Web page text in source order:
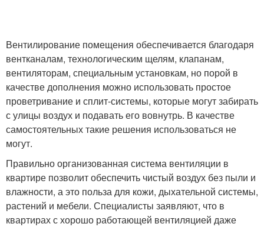
Вентилирование помещения обеспечивается благодаря
вентканалам, технологическим щелям, клапанам,
вентиляторам, специальным установкам, но порой в
качестве дополнения можно использовать простое
проветривание и сплит-системы, которые могут забирать
с улицы воздух и подавать его вовнутрь. В качестве
самостоятельных такие решения использоваться не
могут.
Правильно организованная система вентиляции в
квартире позволит обеспечить чистый воздух без пыли и
влажности, а это польза для кожи, дыхательной системы,
растений и мебели. Специалисты заявляют, что в
квартирах с хорошо работающей вентиляцией даже